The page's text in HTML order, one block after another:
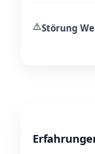
⚠️Störung